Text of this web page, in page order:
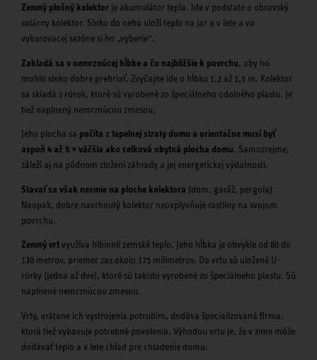
Zemný plošný kolektor je akumulátor tepla. Ide v podstate o obrovský
solárny kolektor. Slnko do neho uloží teplo na jar a v lete a vo
vykurovacej sezóne si ho „vyberie“.
Zakladá sa v nemrznúcej hĺbke a čo najbližšie k povrchu, aby ho
mohlo slnko dobre prehriať. Zvyčajne ide o hĺbku 1,2 až 1,5 m. Kolektor
sa skladá z rúrok, ktoré sú vyrobené zo špeciálneho odolného plastu. Je
tiež naplnený nemrznúcou zmesou.
Jeho plocha sa počíta z tepelnej straty domu a orientačne musí byť
aspoň 4 až 5 × väčšia ako celková obytná plocha domu. Samozrejme,
záleží aj na pôdnom zložení záhrady a jej energetickej výdatnosti.
Stavať sa však nesmie na ploche kolektora (dom, garáž, pergola).
Naopak, dobre navrhnutý kolektor neovplyvňuje rastliny na svojom
povrchu.
Zemný vrtvyužíva hlbinné zemské teplo. Jeho hĺbka je obvykle od 80 do
130 metrov, priemer zas okolo 175 milimetrov. Do vrtu sú uložené U-
rúrky (jedna až dve), ktoré sú takisto vyrobené zo špeciálneho plastu. Sú
naplnené nemrznúcou zmesou.
Vrty, vrátane ich vystrojenia potrubím, dodáva špecializovaná firma,
ktorá tiež vybavuje potrebné povolenia. Výhodou vrtu je, že v zime môže
dodávať teplo a v lete chlad pre chladenie domu.